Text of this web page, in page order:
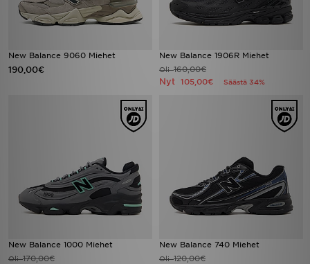
New Balance 9060 Miehet
190,00€
New Balance 1906R Miehet
Oli160,00€
Nyt 105,00€ Säästä 34%
New Balance 1000 Miehet
Oli170,00€
New Balance 740 Miehet
Oli120,00€